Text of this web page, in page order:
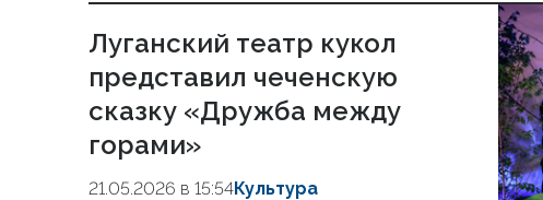
Луганский театр кукол
представил чеченскую
сказку «Дружба между
горами»
21.05.2026 в 15:54Культура